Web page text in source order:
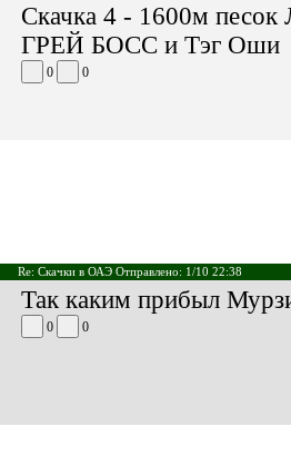
Скачка 4 - 1600м
ГРЕЙ БОСС и Тэг Оши
0 0
Re: Скачки в ОАЭ Отправлено: 1/10 22:38
Так каким прибыл
0 0